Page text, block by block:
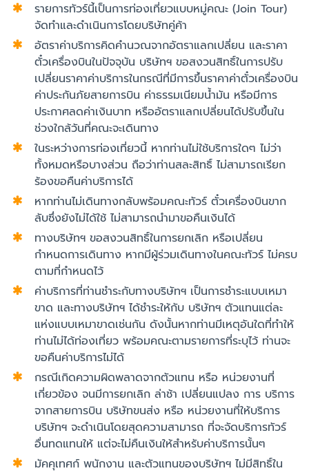
รายการทัวร์นี้เป็นการท่องเที่ยวแบบหมู่คณะ (Join Tour)
จัดทำและดำเนินการโดยบริษัทคู่ค้า
อัตราค่าบริการคิดคำนวณจากอัตราแลกเปลี่ยน และราคา
ตั๋วเครื่องบินในปัจจุบัน บริษัทฯ ขอสงวนสิทธิ์ในการปรับ
เปลี่ยนราคาค่าบริการในกรณีที่มีการขึ้นราคาค่าตั๋วเครื่องบิน
ค่าประกันภัยสายการบิน ค่าธรรมเนียมน้ำมัน หรือมีการ
ประกาศลดค่าเงินบาท หรืออัตราแลกเปลี่ยนได้ปรับขึ้นใน
ช่วงใกล้วันที่คณะจะเดินทาง
ในระหว่างการท่องเที่ยวนี้ หากท่านไม่ใช้บริการใดๆ ไม่ว่า
ทั้งหมดหรือบางส่วน ถือว่าท่านสละสิทธิ์ ไม่สามารถเรียก
ร้องขอคืนค่าบริการได้
หากท่านไม่เดินทางกลับพร้อมคณะทัวร์ ตั๋วเครื่องบินขาก
ลับซึ่งยังไม่ได้ใช้ ไม่สามารถนำมาขอคืนเงินได้
ทางบริษัทฯ ขอสงวนสิทธิ์ในการยกเลิก หรือเปลี่ยน
กำหนดการเดินทาง หากมีผู้ร่วมเดินทางในคณะทัวร์ ไม่ครบ
ตามที่กำหนดไว้
ค่าบริการที่ท่านชำระกับทางบริษัทฯ เป็นการชำระแบบเหมา
ขาด และทางบริษัทฯ ได้ชำระให้กับ บริษัทฯ ตัวแทนแต่ละ
แห่งแบบเหมาขาดเช่นกัน ดังนั้นหากท่านมีเหตุอันใดที่ทำให้
ท่านไม่ได้ท่องเที่ยว พร้อมคณะตามรายการที่ระบุไว้ ท่านจะ
ขอคืนค่าบริการไม่ได้
กรณีเกิดความผิดพลาดจากตัวแทน หรือ หน่วยงานที่
เกี่ยวข้อง จนมีการยกเลิก ล่าช้า เปลี่ยนแปลง การ บริการ
จากสายการบิน บริษัทขนส่ง หรือ หน่วยงานที่ให้บริการ
บริษัทฯ จะดำเนินโดยสุดความสามารถ ที่จะจัดบริการทัวร์
อื่นทดแทนให้ แต่จะไม่คืนเงินให้สำหรับค่าบริการนั้นๆ
มัคคุเทศก์ พนักงาน และตัวแทนของบริษัทฯ ไม่มีสิทธิ์ใน